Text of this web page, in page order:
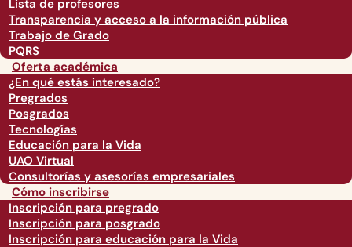
Lista de profesores
Transparencia y acceso a la información pública
Trabajo de Grado
PQRS
Oferta académica
¿En qué estás interesado?
Pregrados
Posgrados
Tecnologías
Educación para la Vida
UAO Virtual
Consultorías y asesorías empresariales
Cómo inscribirse
Inscripción para pregrado
Inscripción para posgrado
Inscripción para educación para la Vida